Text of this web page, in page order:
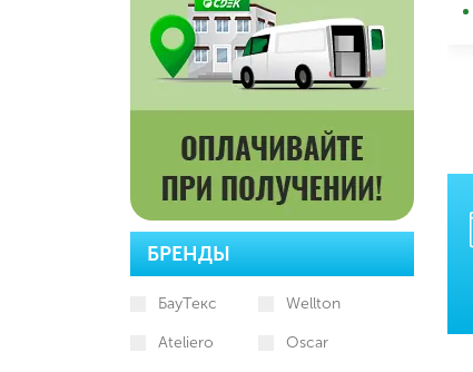
БРЕНДЫ
БауТекс Wellton
Ateliero Oscar